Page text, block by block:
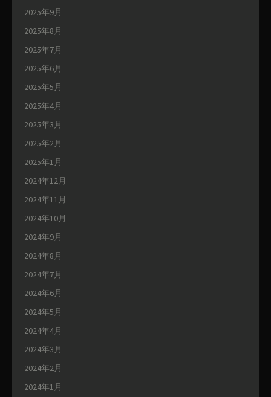
2025年9月
2025年8月
2025年7月
2025年6月
2025年5月
2025年4月
2025年3月
2025年2月
2025年1月
2024年12月
2024年11月
2024年10月
2024年9月
2024年8月
2024年7月
2024年6月
2024年5月
2024年4月
2024年3月
2024年2月
2024年1月